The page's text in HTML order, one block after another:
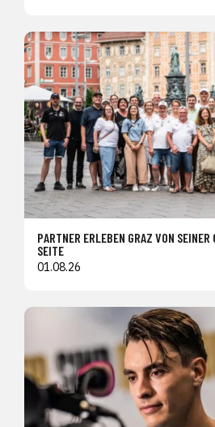
PARTNER ERLEBEN GRAZ VON SEINER
SEITE
01.08.26